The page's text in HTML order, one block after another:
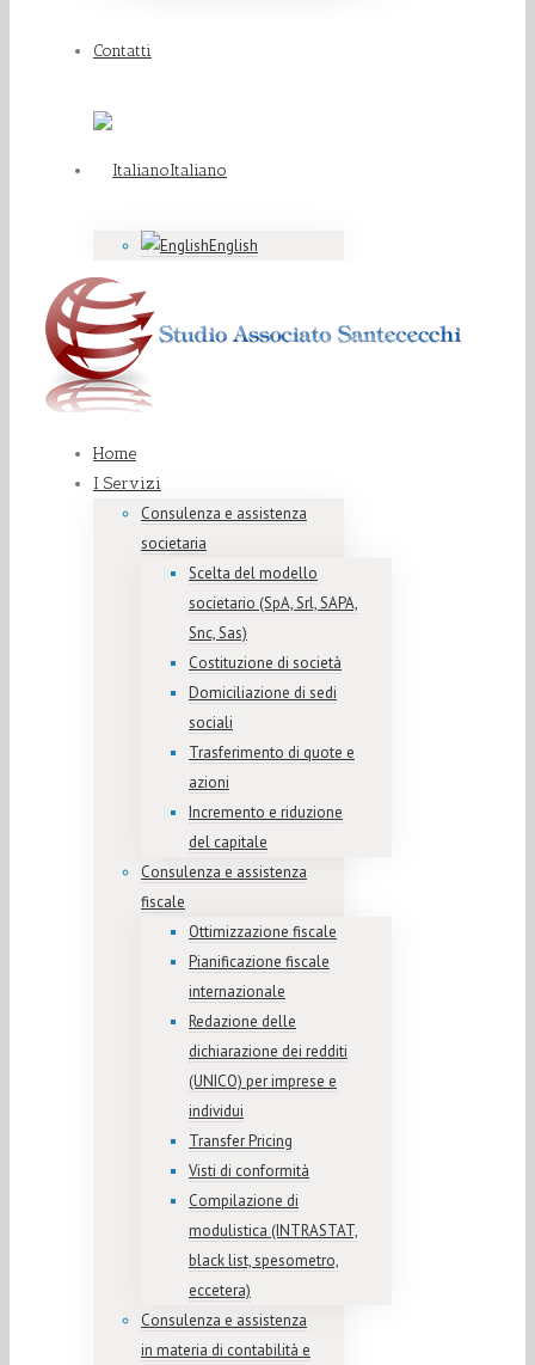
Contatti
Italiano
English
Home
I Servizi
Consulenza e assistenza
societaria
Scelta del modello
societario (SpA, Srl, SAPA,
Snc, Sas)
Costituzione di società
Domiciliazione di sedi
sociali
Trasferimento di quote e
azioni
Incremento e riduzione
del capitale
Consulenza e assistenza
fiscale
Ottimizzazione fiscale
Pianificazione fiscale
internazionale
Redazione delle
dichiarazione dei redditi
(UNICO) per imprese e
individui
Transfer Pricing
Visti di conformità
Compilazione di
modulistica (INTRASTAT,
black list, spesometro,
eccetera)
Consulenza e assistenza
in materia di contabilità e